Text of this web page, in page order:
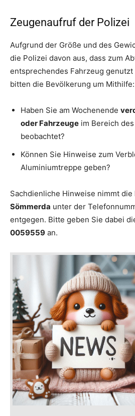
Zeugenaufruf der Polizei
Aufgrund der Größe und des
die Polizei davon aus, dass zum
entsprechendes Fahrzeug
bitten die Bevölkerung um Mithilfe:
Haben Sie am Wochenende
oder Fahrzeuge im Bereich
beobachtet?
Können Sie Hinweise zum
Aluminiumtreppe geben?
Sachdienliche Hinweise nimmt die
Sömmerda unter der
entgegen. Bitte geben Sie dabei
0059559 an.